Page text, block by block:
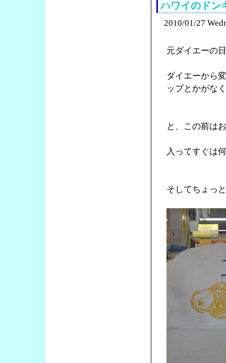
ハワイのドン
2010/01/27
元ダイエーの
ダイエーから
ップとかがな
と、この前は
入ってすぐは
そしてちょっ